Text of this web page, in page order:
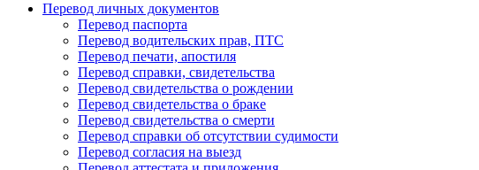
Перевод личных документов
Перевод паспорта
Перевод водительских прав, ПТС
Перевод печати, апостиля
Перевод справки, свидетельства
Перевод свидетельства о рождении
Перевод свидетельства о браке
Перевод свидетельства о смерти
Перевод справки об отсутствии судимости
Перевод согласия на выезд